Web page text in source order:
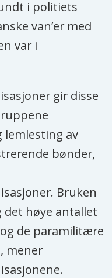
i politiets
van’er med
var i
gir disse
lemlesting av
bønder,
Bruken
høye antallet
de paramilitære
mener